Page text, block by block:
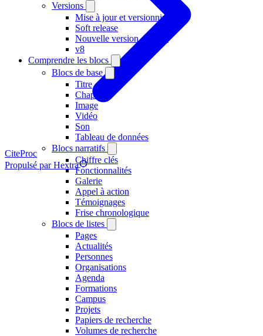
Versions
Mise à jour et versionning
Soft release
Nouvelle version d'Hugo
v8
Comprendre les blocs
Blocs de base
Titre
Chapitre
Image
Vidéo
Son
Tableau de données
Blocs narratifs
Chiffre clés
Fonctionnalités
Galerie
Appel à action
Témoignages
Frise chronologique
Blocs de listes
Pages
Actualités
Personnes
Organisations
Agenda
Formations
Campus
Projets
Papiers de recherche
Volumes de recherche
CiteProc
Propulsé par Hextra